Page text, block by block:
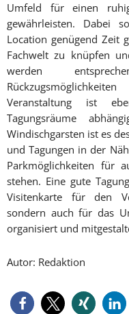
Umfeld für einen
gewährleisten. Dabei
Location genügend Zeit
Fachwelt zu knüpfen
werden
Veranstaltung ist
Tagungsräume
Windischgarsten ist es
und Tagungen in der
Parkmöglichkeiten für
stehen. Eine gute
Visitenkarte für den
sondern auch für das
organisiert und
Autor: Redaktion